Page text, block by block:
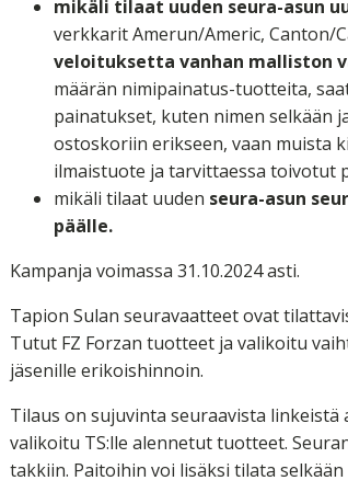
mikäli tilaat uuden seura-asun
verkkarit Amerun/Americ, Canton/
veloituksetta vanhan malliston
määrän nimipainatus-tuotteita,
painatukset, kuten nimen selkään
ostoskoriin erikseen, vaan muista
ilmaistuote ja tarvittaessa toivotut
mikäli tilaat uuden seura-asun
päälle.
Kampanja voimassa 31.10.2024 asti.
Tapion Sulan seuravaatteet ovat
Tutut FZ Forzan tuotteet ja valikoitu
jäsenille erikoishinnoin.
Tilaus on sujuvinta seuraavista
valikoitu TS:lle alennetut tuotteet.
takkiin. Paitoihin voi lisäksi tilata